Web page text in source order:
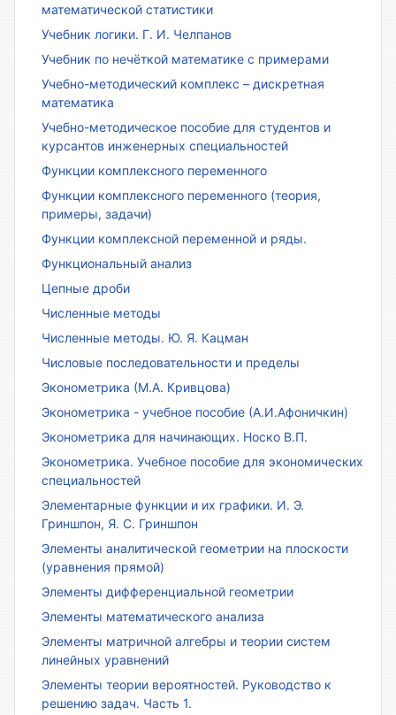
математической статистики
Учебник логики. Г. И. Челпанов
Учебник по нечёткой математике с примерами
Учебно-методический комплекс – дискретная
математика
Учебно-методическое пособие для студентов и
курсантов инженерных специальностей
Функции комплексного переменного
Функции комплексного переменного (теория,
примеры, задачи)
Функции комплексной переменной и ряды.
Функциональный анализ
Цепные дроби
Численные методы
Численные методы. Ю. Я. Кацман
Числовые последовательности и пределы
Эконометрика (М.А. Кривцова)
Эконометрика - учебное пособие (А.И.Афоничкин)
Эконометрика для начинающих. Носко В.П.
Эконометрика. Учебное пособие для экономических
специальностей
Элементарные функции и их графики. И. Э.
Гриншпон, Я. С. Гриншпон
Элементы аналитической геометрии на плоскости
(уравнения прямой)
Элементы дифференциальной геометрии
Элементы математического анализа
Элементы матричной алгебры и теории систем
линейных уравнений
Элементы теории вероятностей. Руководство к
решению задач. Часть 1.